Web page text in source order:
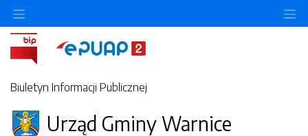
Biuletyn Informacji Publicznej
Urząd Gminy Warnice